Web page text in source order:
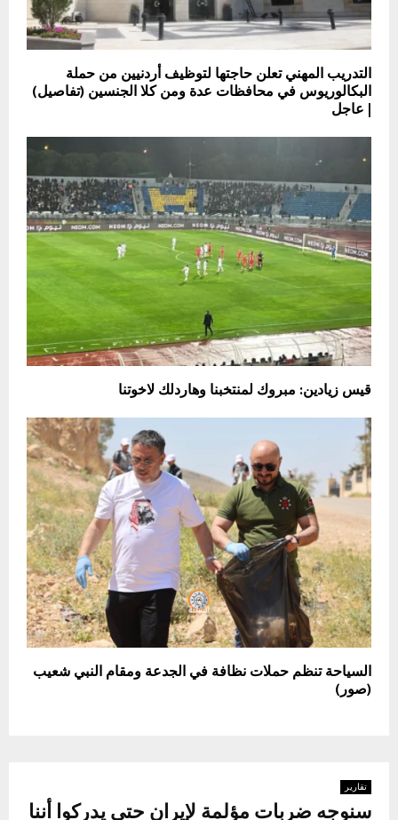
التدريب المهني تعلن حاجتها لتوظيف أردنيين من حملة
البكالوريوس في محافظات عدة ومن كلا الجنسين (تفاصيل)
| عاجل
قيس زيادين: مبروك لمنتخبنا وهاردلك لاخوتنا
السياحة تنظم حملات نظافة في الجدعة ومقام النبي شعيب
(صور)
تقارير
سنوجه ضربات مؤلمة لإيران حتى يدركوا أننا